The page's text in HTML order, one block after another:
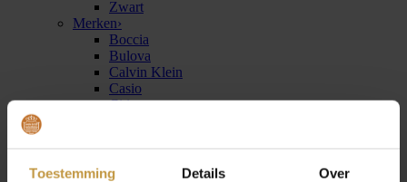
Toestemming Details Over
Zwart
Merken›
Boccia
Bulova
Calvin Klein
Casio
Citizen
Festina
Prisma